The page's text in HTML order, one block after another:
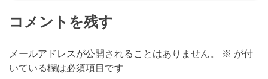
コメントを残す
メールアドレスが公開されることはありません。 ※ が付
いている欄は必須項目です